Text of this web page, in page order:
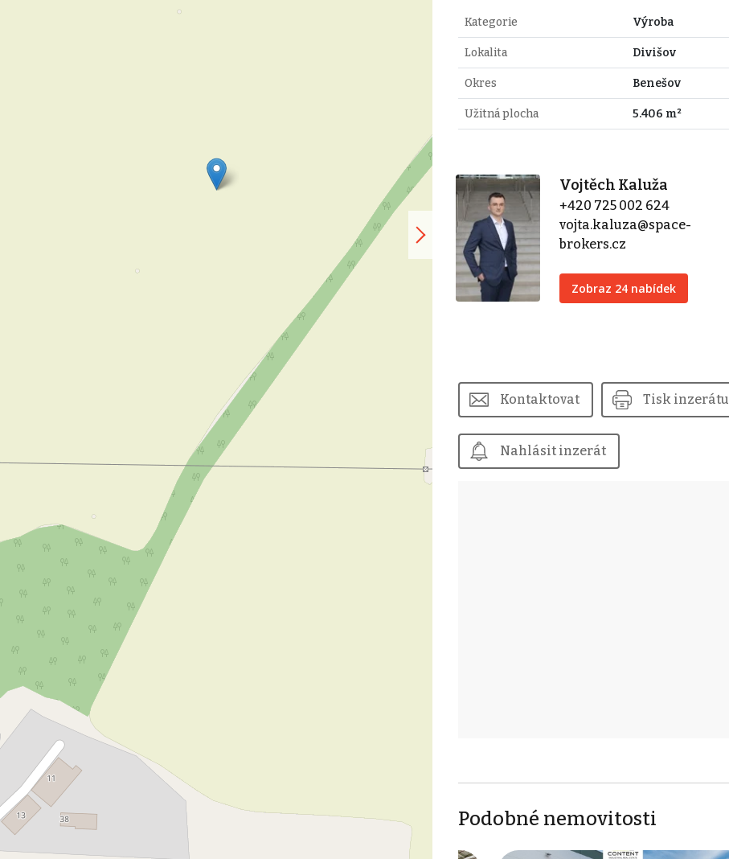
Kategorie Výroba
Lokalita Divišov
Okres Benešov
Užitná plocha 5.406 m²
Vojtěch Kaluža
+420 725 002 624
vojta.kaluza@space-
brokers.cz
Zobraz 24 nabídek
Kontaktovat Tisk inzerátu
Nahlásit inzerát
Podobné nemovitosti